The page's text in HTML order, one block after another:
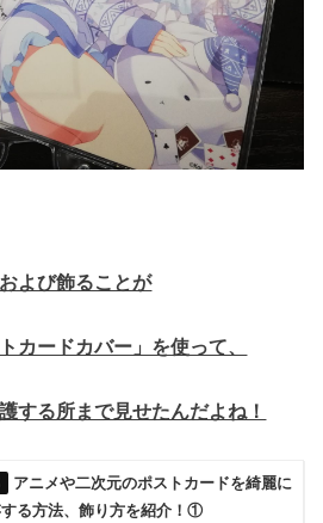
よび飾ることが
カードカバー」を使って、
する所まで見せたんだよね！
アニメや二次元のポストカードを綺麗に
る方法、飾り方を紹介！①